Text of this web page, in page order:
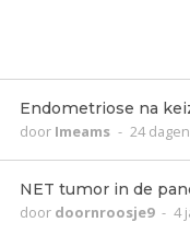
Endometriose na
door Imeams - 24
NET tumor in de
door doornroosje9 - 4